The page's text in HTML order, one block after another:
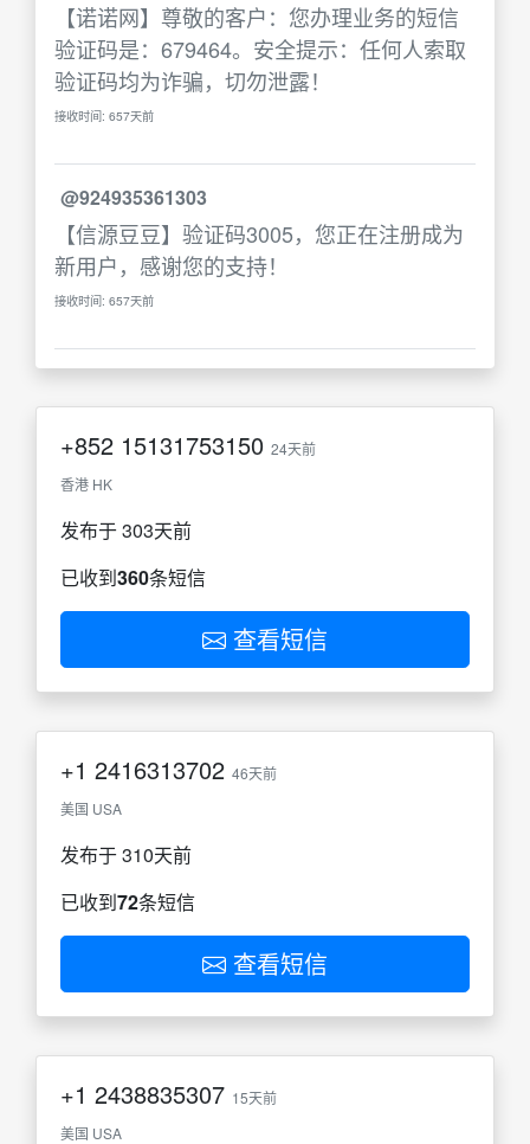
【诺诺网】尊敬的客户：您办理业务的短信
验证码是：679464。安全提示：任何人索取
验证码均为诈骗，切勿泄露！
接收时间: 657天前
@924935361303
【信源豆豆】验证码3005，您正在注册成为
新用户，感谢您的支持！
接收时间: 657天前
+852 15131753150 24天前
香港 HK
发布于 303天前
已收到360条短信
查看短信
+1 2416313702 46天前
美国 USA
发布于 310天前
已收到72条短信
查看短信
+1 2438835307 15天前
美国 USA